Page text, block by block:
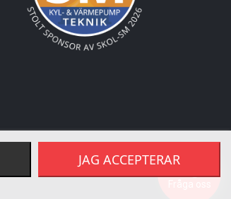
JAG ACCEPTERAR